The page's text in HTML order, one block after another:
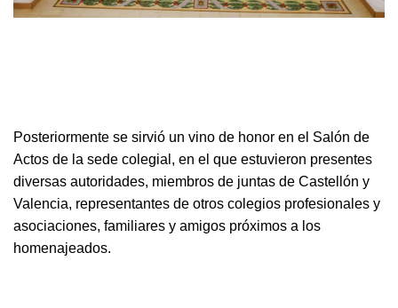
Posteriormente se sirvió un vino de honor en el Salón de
Actos de la sede colegial, en el que estuvieron presentes
diversas autoridades, miembros de juntas de Castellón y
Valencia, representantes de otros colegios profesionales y
asociaciones, familiares y amigos próximos a los
homenajeados.